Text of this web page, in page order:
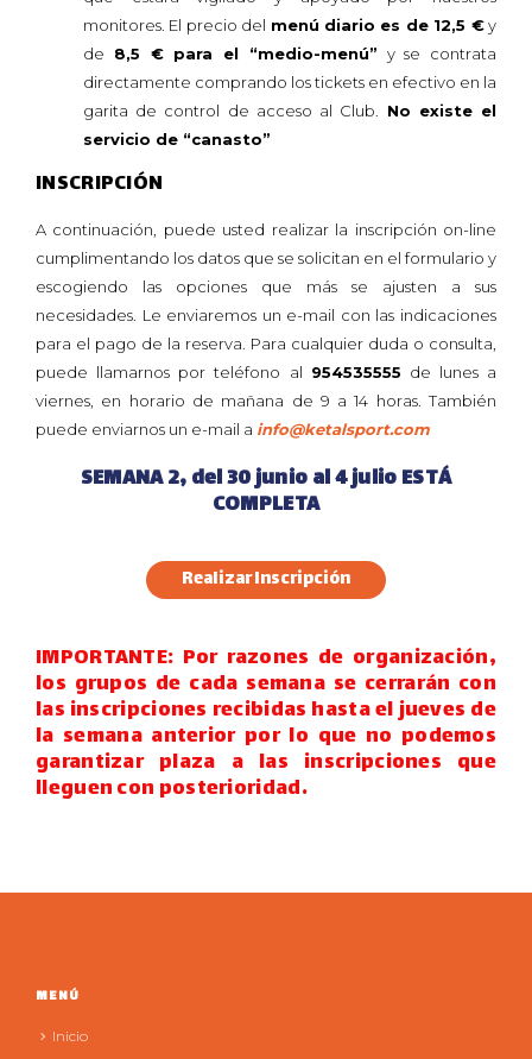
monitores. El precio del menú diario es de 12,5 €y
de 8,5 € para el “medio-menú” y se contrata
directamente comprando los tickets en efectivo en la
garita de control de acceso al Club. No existe el
servicio de “canasto”
INSCRIPCIÓN
A continuación, puede usted realizar la inscripción on-line
cumplimentando los datos que se solicitan en el formulario y
escogiendo las opciones que más se ajusten a sus
necesidades. Le enviaremos un e-mail con las indicaciones
para el pago de la reserva. Para cualquier duda o consulta,
puede llamarnos por teléfono al 954535555 de lunes a
viernes, en horario de mañana de 9 a 14 horas. También
puede enviarnos un e-mail a info@ketalsport.com
SEMANA 2, del 30 junio al 4 julio ESTÁ
COMPLETA
Realizar Inscripción
IMPORTANTE: Por razones de organización,
los grupos de cada semana se cerrarán con
las inscripciones recibidas hasta el jueves de
la semana anterior por lo que no podemos
garantizar plaza a las inscripciones que
lleguen con posterioridad.
MENÚ
Inicio